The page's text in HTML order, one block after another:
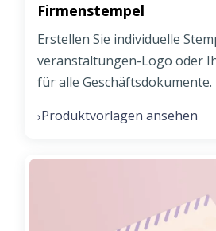
Firmenstempel
Erstellen Sie individuelle
veranstaltungen-Logo oder
für alle Geschäftsdokumente.
›Produktvorlagen ansehen